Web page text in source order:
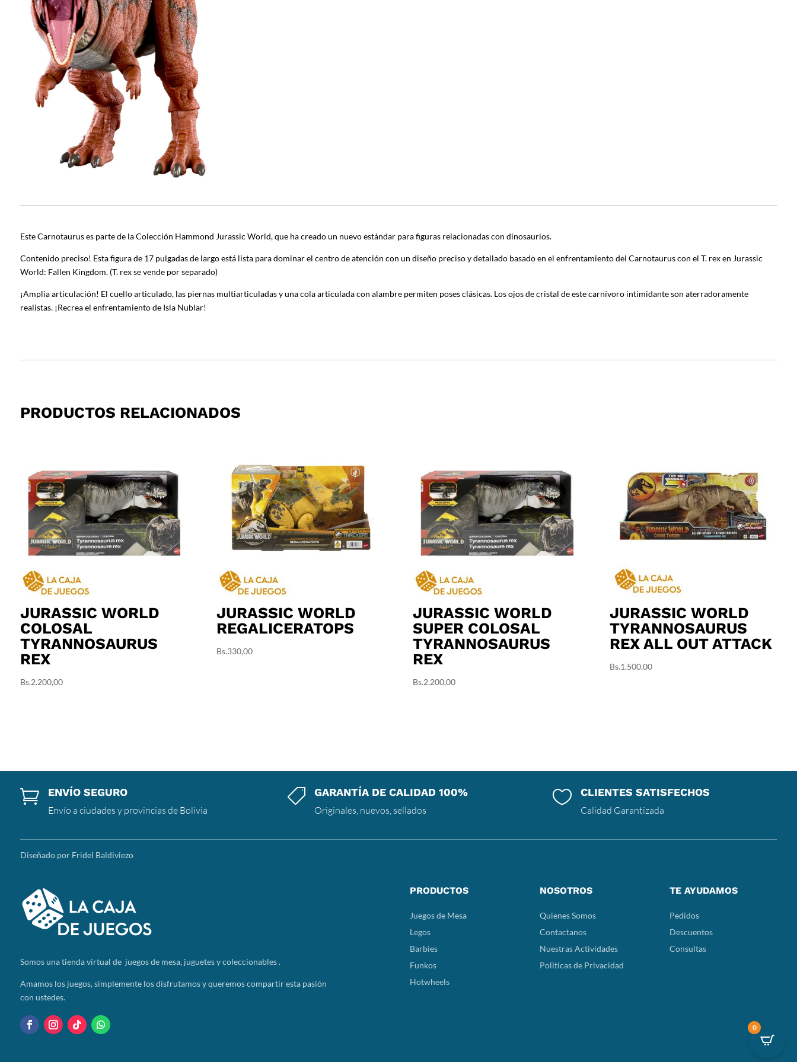
Este Carnotaurus es parte de la Colección Hammond Jurassic World, que ha creado un nuevo estándar para figuras relacionadas con dinosaurios.
Contenido preciso! Esta figura de 17 pulgadas de largo está lista para dominar el centro de atención con un diseño preciso y detallado basado en el enfrentamiento del Carnotaurus con el T. rex en Jurassic
World: Fallen Kingdom. (T. rex se vende por separado)
¡Amplia articulación! El cuello articulado, las piernas multiarticuladas y una cola articulada con alambre permiten poses clásicas. Los ojos de cristal de este carnívoro intimidante son aterradoramente
realistas. ¡Recrea el enfrentamiento de Isla Nublar!
PRODUCTOS RELACIONADOS
JURASSIC WORLD
COLOSAL
TYRANNOSAURUS
REX
Bs.2.200,00
JURASSIC WORLD
REGALICERATOPS
Bs.330,00
JURASSIC WORLD
SUPER COLOSAL
TYRANNOSAURUS
REX
Bs.2.200,00
JURASSIC WORLD
TYRANNOSAURUS
REX ALL OUT ATTACK
Bs.1.500,00
 ENVÍO SEGURO
Envío a ciudades y provincias de Bolivia
 GARANTÍA DE CALIDAD 100%
Originales, nuevos, sellados
 CLIENTES SATISFECHOS
Calidad Garantizada
Diseñado por Fridel Baldiviezo
Somosuna tienda virtual de juegos de mesa, juguetes y coleccionables .
Amamos los juegos, simplemente los disfrutamos y queremos compartir esta pasión
con ustedes.
PRODUCTOS
Juegos de Mesa
Legos
Barbies
Funkos
Hotwheels
NOSOTROS
Quienes Somos
Contactanos
Nuestras Actividades
Politicas de Privacidad
TE AYUDAMOS
Pedidos
Descuentos
Consultas
0